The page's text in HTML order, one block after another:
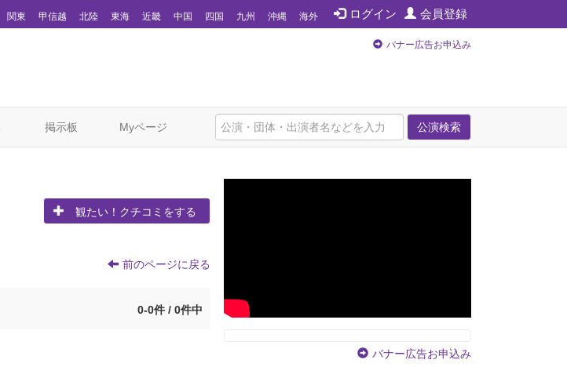
ログイン 会員登録
関東 甲信越 北陸 東海 近畿 中国 四国 九州 沖縄 海外
バナー広告お申込み
公演検索
掲示板 Myページ
観たい！クチコミをする
前のページに戻る
0-0件 / 0件中
バナー広告お申込み